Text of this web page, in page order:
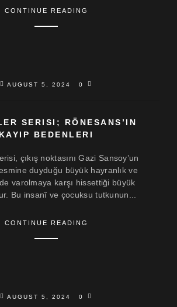
CONTINUE READING
AUGUST 5, 2024 0
SERISI; RÖNESANS’IN
KAYIP BEDENLERI
çıkış noktasını Gazi Sansoy’un
duyduğu büyük hayranlık ve
varolmaya karşı hissettiği büyük
Bu insanî ve çocuksu tutkunun...
CONTINUE READING
AUGUST 5, 2024 0